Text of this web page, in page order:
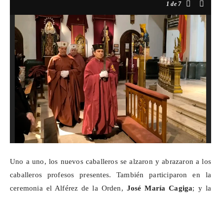
1 de 7
Uno a uno, los nuevos caballeros se alzaron y abrazaron a los
caballeros profesos presentes. También participaron en la
ceremonia el Alférez de la Orden, José MaríaCagiga; y la